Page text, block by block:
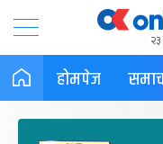
होमपेज